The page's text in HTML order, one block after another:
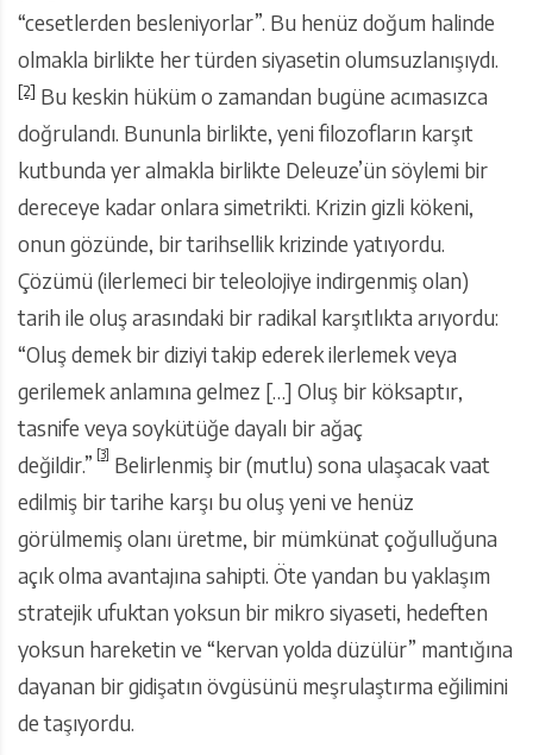
“cesetlerden besleniyorlar”. Bu henüz doğum halinde
olmakla birlikte her türden siyasetin olumsuzlanışıydı.
[2] Bu keskin hüküm o zamandan bugüne acımasızca
doğrulandı. Bununla birlikte, yeni filozofların karşıt
kutbunda yer almakla birlikte Deleuze’ün söylemi bir
dereceye kadar onlara simetrikti. Krizin gizli kökeni,
onun gözünde, bir tarihsellik krizinde yatıyordu.
Çözümü (ilerlemeci bir teleolojiye indirgenmiş olan)
tarih ile oluş arasındaki bir radikal karşıtlıkta arıyordu:
“Oluş demek bir diziyi takip ederek ilerlemek veya
gerilemek anlamına gelmez […] Oluş bir köksaptır,
tasnife veya soykütüğe dayalı bir ağaç
değildir.”
[3]
Belirlenmiş bir (mutlu) sona ulaşacak vaat
edilmiş bir tarihe karşı bu oluş yeni ve henüz
görülmemiş olanı üretme, bir mümkünat çoğulluğuna
açık olma avantajına sahipti. Öte yandan bu yaklaşım
stratejik ufuktan yoksun bir mikro siyaseti, hedeften
yoksun hareketin ve “kervan yolda düzülür” mantığına
dayanan bir gidişatın övgüsünü meşrulaştırma eğilimini
de taşıyordu.